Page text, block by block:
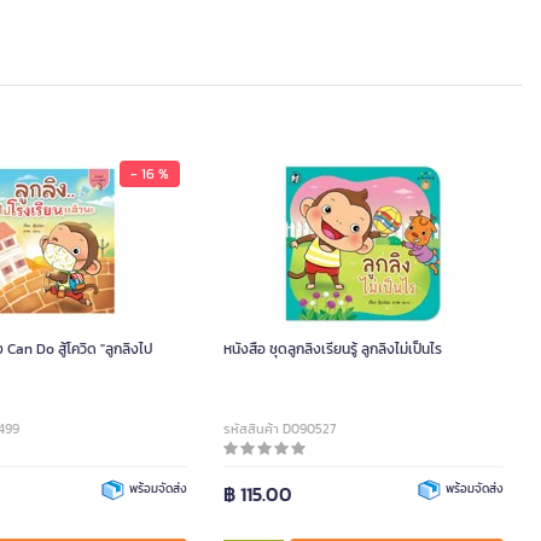
- 16 %
Do สู้โควิด "ลูกลิงไป
พร้อมจัดส่ง
หนังสือ ชุดลูกลิงเรียนรู้ ลูกลิงไม่เป็นไร
รหัสสินค้า D090527
฿ 115.00 พร้อมจัดส่ง